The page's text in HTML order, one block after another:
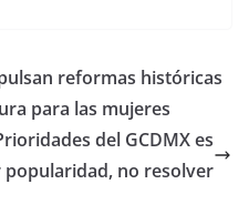
reformas históricas
para las mujeres
del GCDMX es
popularidad, no resolver